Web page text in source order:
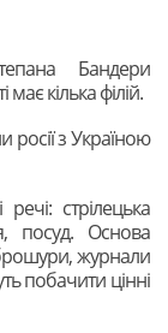
Бандери
має кілька філій.
росії з Україною
стрілецька
посуд. Основа
журнали
побачити цінні